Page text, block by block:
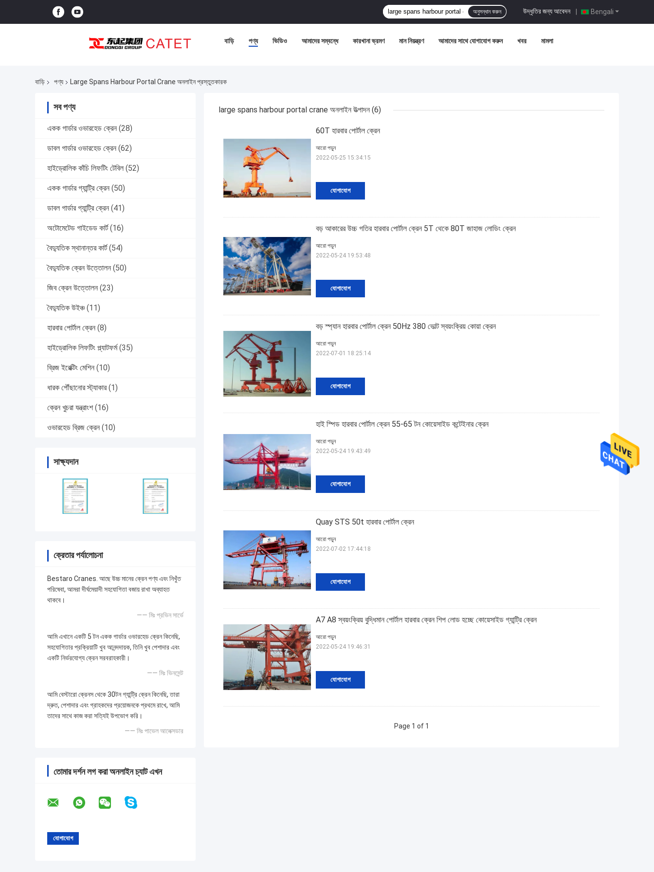
Bengali
উদ্ধৃতির জন্য আবেদন |
অনুসন্ধান করুন
বাড়ি পণ্য ভিডিও আমাদের সম্বন্ধে কারখানা ভ্রমণ মান নিয়ন্ত্রণ আমাদের সাথে যোগাযোগ করুন খবর মামলা
বাড়ি পণ্য Large Spans Harbour Portal Crane অনলাইন প্রস্তুতকারক
সব পণ্য
একক গার্ডার ওভারহেড ক্রেন (28)
ডাবল গার্ডার ওভারহেড ক্রেন (62)
হাইড্রোলিক কাঁচি লিফটিং টেবিল (52)
একক গার্ডার গ্যান্ট্রি ক্রেন (50)
ডাবল গার্ডার গ্যান্ট্রি ক্রেন (41)
অটোমেটেড গাইডেড কার্ট (16)
বৈদ্যুতিক স্থানান্তর কার্ট (54)
বৈদ্যুতিক ক্রেন উত্তোলন (50)
জিব ক্রেন উত্তোলন (23)
বৈদ্যুতিক উইঞ্চ (11)
হারবার পোর্টাল ক্রেন (8)
হাইড্রোলিক লিফটিং প্ল্যাটফর্ম (35)
ব্রিজ ইরেক্টিং মেশিন (10)
ধারক পৌঁছানোর স্ট্যাকার (1)
ক্রেন খুচরা যন্ত্রাংশ (16)
ওভারহেড ব্রিজ ক্রেন (10)
সাক্ষ্যদান
ক্রেতার পর্যালোচনা
Bestaro Cranes. আছে উচ্চ মানের ক্রেন পণ্য এবং নিখুঁত
পরিষেবা, আমরা দীর্ঘমেয়াদী সহযোগিতা বজায় রাখা অব্যাহত
থাকবে।
—— মিঃ প্রভিন সার্ভে
আমি এখানে একটি 5 টন একক গার্ডার ওভারহেড ক্রেন কিনেছি,
সহযোগিতার প্রক্রিয়াটি খুব আনন্দদায়ক, তিনি খুব পেশাদার এবং
একটি নির্ভরযোগ্য ক্রেন সরবরাহকারী।
—— মিঃ ভিনসেন্ট
আমি বেস্টারো ক্রেনস থেকে 30টন গ্যান্ট্রি ক্রেন কিনেছি, তারা
দ্রুত, পেশাদার এবং গ্রাহকদের প্রয়োজনকে প্রথমে রাখে, আমি
তাদের সাথে কাজ করা সত্যিই উপভোগ করি।
—— মিঃ পাভেল আলেক্সডার
তোমার দর্শন লগ করা অনলাইন চ্যাট এখন
large spans harbour portal crane অনলাইন উত্পাদন (6)
60T হারবার পোর্টাল ক্রেন
যোগাযোগ
আরো পড়ুন
2022-05-25 15:34:15
বড় আকারের উচ্চ গতির হারবার পোর্টাল ক্রেন 5T থেকে 80T জাহাজ লোডিং ক্রেন
যোগাযোগ
আরো পড়ুন
2022-05-24 19:53:48
বড় স্প্যান হারবার পোর্টাল ক্রেন 50Hz 380 ভোল্ট স্বয়ংক্রিয় কোয়া ক্রেন
যোগাযোগ
আরো পড়ুন
2022-07-01 18:25:14
হাই স্পিড হারবার পোর্টাল ক্রেন 55-65 টন কোয়েসাইড কন্টেইনার ক্রেন
যোগাযোগ
আরো পড়ুন
2022-05-24 19:43:49
Quay STS 50t হারবার পোর্টাল ক্রেন
যোগাযোগ
আরো পড়ুন
2022-07-02 17:44:18
A7 A8 স্বয়ংক্রিয় বুদ্ধিমান পোর্টাল হারবার ক্রেন শিপ লোড হচ্ছে কোয়েসাইড গ্যান্ট্রি ক্রেন
যোগাযোগ
আরো পড়ুন
2022-05-24 19:46:31
Page 1 of 1